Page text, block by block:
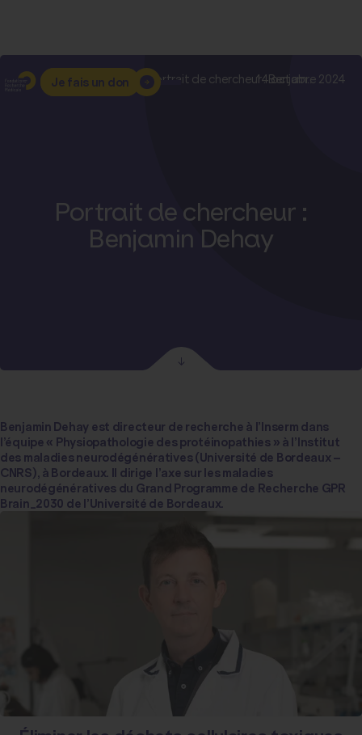
Je fais un don
Accueil –Nos actualités –Portrait de chercheur : Benjam...
Portrait de chercheur :
Benjamin Dehay
14 octobre 2024
Benjamin Dehay est directeur de recherche à l’Inserm dans
l’équipe « Physiopathologie des protéinopathies » à l’Institut
des maladies neurodégénératives (Université de Bordeaux –
CNRS), à Bordeaux. Il dirige l’axe sur les maladies
neurodégénératives du Grand Programme de Recherche GPR
Brain_2030 de l’Université de Bordeaux.